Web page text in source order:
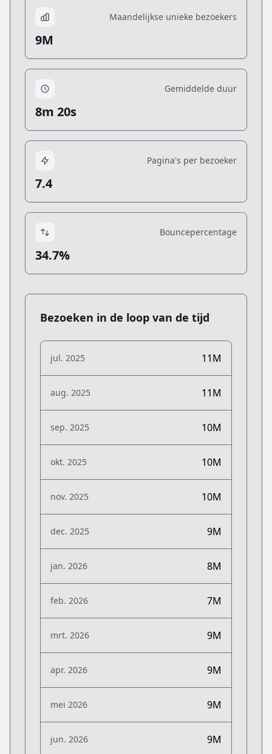
Maandelijkse unieke bezoekers
9M
Gemiddelde duur
8m 20s
Pagina's per bezoeker
7.4
Bouncepercentage
34.7%
Bezoeken in de loop van de tijd
jul. 2025 11M
aug. 2025 11M
sep. 2025 10M
okt. 2025 10M
nov. 2025 10M
dec. 2025 9M
jan. 2026 8M
feb. 2026 7M
mrt. 2026 9M
apr. 2026 9M
mei 2026 9M
jun. 2026 9M